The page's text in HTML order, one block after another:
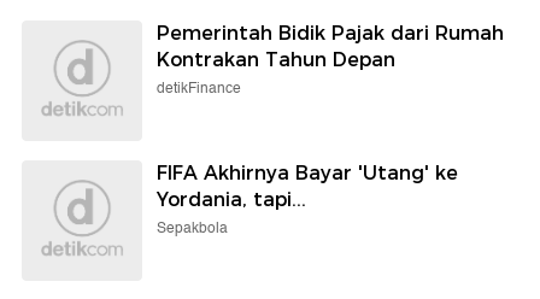
Pemerintah Bidik Pajak dari Rumah
Kontrakan Tahun Depan
detikFinance
FIFA Akhirnya Bayar 'Utang' ke
Yordania, tapi...
Sepakbola